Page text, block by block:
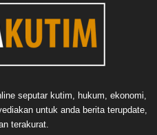
seputar kutim, hukum, ekonomi,
untuk anda berita terupdate,
terakurat.